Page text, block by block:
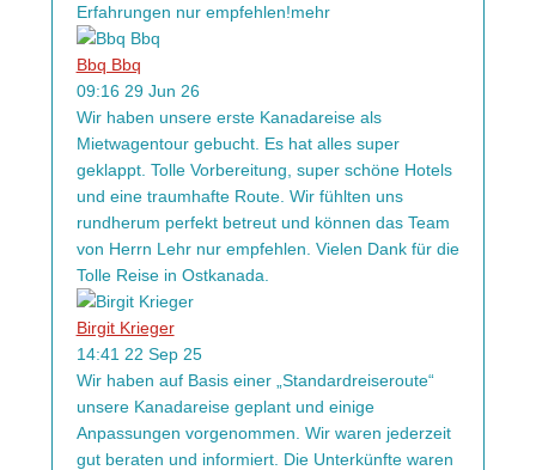
Erfahrungen nur empfehlen!mehr
Bbq Bbq
09:16 29 Jun 26
Wir haben unsere erste Kanadareise als
Mietwagentour gebucht. Es hat alles super
geklappt. Tolle Vorbereitung, super schöne Hotels
und eine traumhafte Route. Wir fühlten uns
rundherum perfekt betreut und können das Team
von Herrn Lehr nur empfehlen. Vielen Dank für die
Tolle Reise in Ostkanada.
Birgit Krieger
14:41 22 Sep 25
Wir haben auf Basis einer „Standardreiseroute“
unsere Kanadareise geplant und einige
Anpassungen vorgenommen. Wir waren jederzeit
gut beraten und informiert. Die Unterkünfte waren